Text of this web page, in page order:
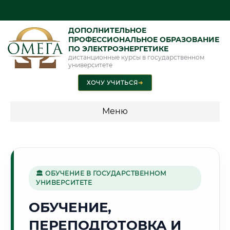
ДОПОЛНИТЕЛЬНОЕ
ПРОФЕССИОНАЛЬНОЕ ОБРАЗОВАНИЕ
ПО ЭЛЕКТРОЭНЕРГЕТИКЕ
дистанционные курсы в государственном
университете
ХОЧУ УЧИТЬСЯ➜
Меню
🏔️
Г. АБАКАН
🏛 ОБУЧЕНИЕ В ГОСУДАРСТВЕННОМ
УНИВЕРСИТЕТЕ
ОБУЧЕНИЕ,
ПЕРЕПОДГОТОВКА И